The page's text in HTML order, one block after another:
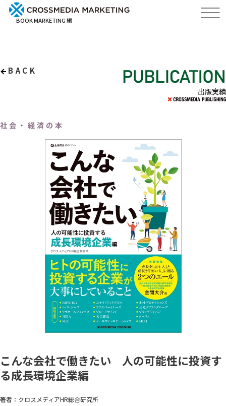
BOOK MARKETING 編
BACK
出版実績
社会・経済の本
こんな会社で働きたい 人の可能性に投資す
る成長環境企業編
著者：クロスメディアHR総合研究所